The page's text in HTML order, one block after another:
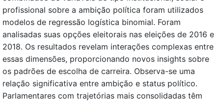
profissional sobre a ambição política foram utilizados
modelos de regressão logística binomial. Foram
analisadas suas opções eleitorais nas eleições de 2016 e
2018. Os resultados revelam interações complexas entre
essas dimensões, proporcionando novos insights sobre
os padrões de escolha de carreira. Observa-se uma
relação significativa entre ambição e status político.
Parlamentares com trajetórias mais consolidadas têm